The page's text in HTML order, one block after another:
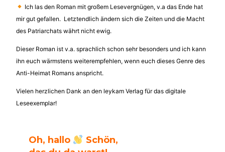
Ich las den Roman mit großem Lesevergnügen, v.a das Ende hat
mir gut gefallen. Letztendlich ändern sich die Zeiten und die Macht
des Patriarchats währt nicht ewig.
Dieser Roman ist v.a. sprachlich schon sehr besonders und ich kann
ihn euch wärmstens weiterempfehlen, wenn euch dieses Genre des
Anti-Heimat Romans anspricht.
Vielen herzlichen Dank an den leykam Verlag für das digitale
Leseexemplar!
Oh, hallo
Schön,